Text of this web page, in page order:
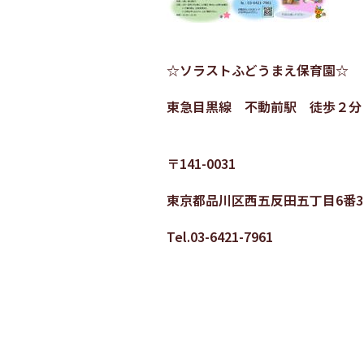
☆ソラストふどうまえ保育園☆
東急目黒線 不動前駅 徒歩２分
〒141-0031
東京都品川区西五反田五丁目6番
Tel.03-6421-7961